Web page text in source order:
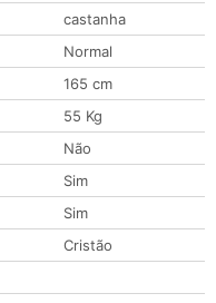
castanha
Normal
165 cm
55 Kg
Não
Sim
Sim
Cristão